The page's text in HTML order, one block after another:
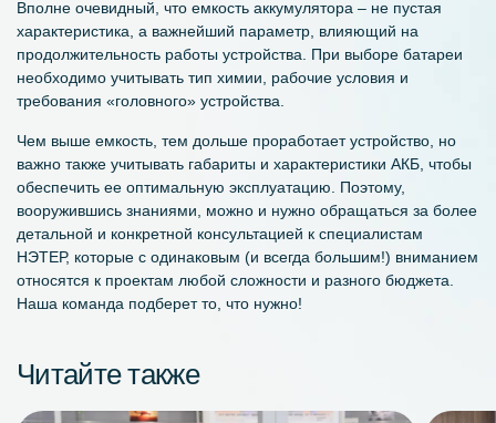
Вполне очевидный, что емкость аккумулятора – не пустая
характеристика, а важнейший параметр, влияющий на
продолжительность работы устройства. При выборе батареи
необходимо учитывать тип химии, рабочие условия и
требования «головного» устройства.
Чем выше емкость, тем дольше проработает устройство, но
важно также учитывать габариты и характеристики АКБ, чтобы
обеспечить ее оптимальную эксплуатацию. Поэтому,
вооружившись знаниями, можно и нужно обращаться за более
детальной и конкретной консультацией к специалистам
НЭТЕР, которые с одинаковым (и всегда большим!) вниманием
относятся к проектам любой сложности и разного бюджета.
Наша команда подберет то, что нужно!
Читайте также